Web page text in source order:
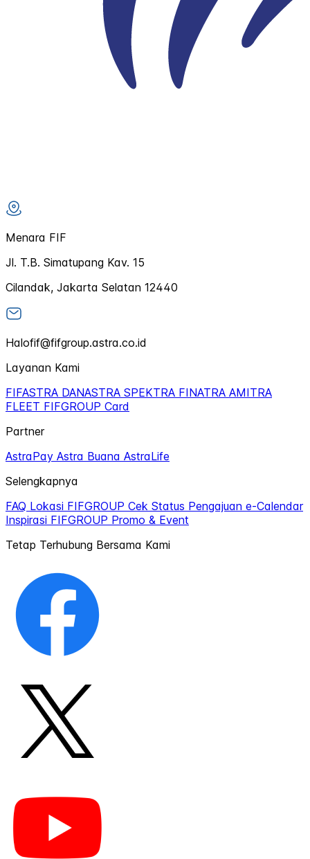
Menara FIF
Jl. T.B. Simatupang Kav. 15
Cilandak, Jakarta Selatan 12440
Halofif@fifgroup.astra.co.id
Layanan Kami
FIFASTRA DANASTRA SPEKTRA FINATRA AMITRA
FLEET FIFGROUP Card
Partner
AstraPay Astra Buana AstraLife
Selengkapnya
FAQ Lokasi FIFGROUP Cek Status Pengajuan e-Calendar
Inspirasi FIFGROUP Promo & Event
Tetap Terhubung Bersama Kami